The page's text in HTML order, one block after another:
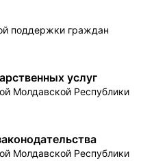
поддержки граждан
услуг
Молдавской Республики
Молдавской Республики